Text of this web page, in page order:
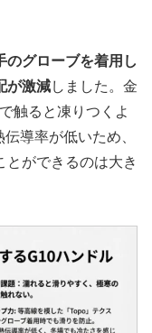
のグローブを着用し
が激減しました。金
触ると凍りつくよ
導率が低いため、
とができるのは大き